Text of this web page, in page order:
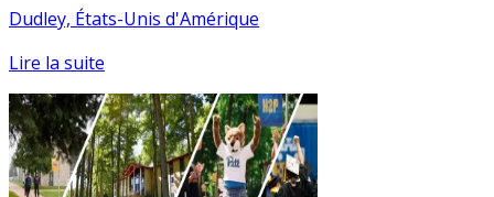
Dudley, États-Unis d'Amérique
Lire la suite